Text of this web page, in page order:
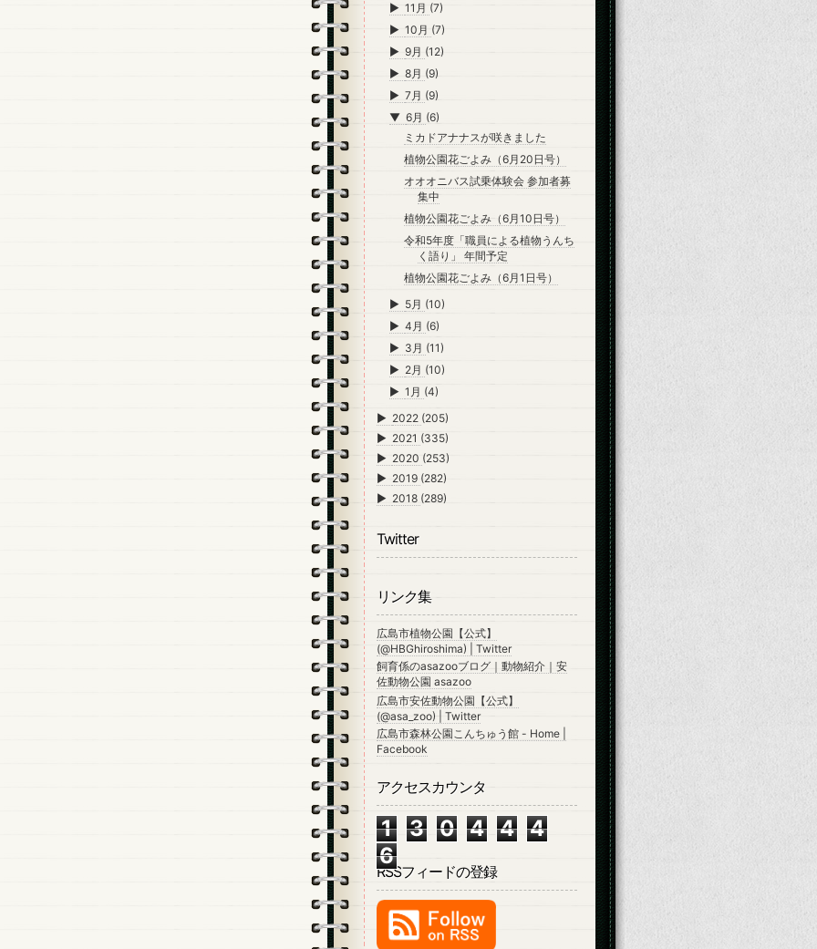
►11月 (7)
►10月 (7)
►9月 (12)
►8月 (9)
►7月 (9)
▼6月 (6)
ミカドアナナスが咲きました
植物公園花ごよみ（6月20日号）
オオオニバス試乗体験会 参加者募
集中
植物公園花ごよみ（6月10日号）
令和5年度「職員による植物うんち
く語り」 年間予定
植物公園花ごよみ（6月1日号）
► 5月 (10)
►4月 (6)
► 3月 (11)
► 2月 (10)
►1月 (4)
► 2022 (205)
► 2021 (335)
► 2020 (253)
► 2019 (282)
► 2018 (289)
Twitter
リンク集
広島市植物公園【公式】
(@HBGhiroshima) | Twitter
飼育係のasazooブログ｜動物紹介｜安
佐動物公園 asazoo
広島市安佐動物公園【公式】
(@asa_zoo) | Twitter
広島市森林公園こんちゅう館 - Home |
Facebook
アクセスカウンタ
1 3 0 4 4 4
6
RSSフィードの登録